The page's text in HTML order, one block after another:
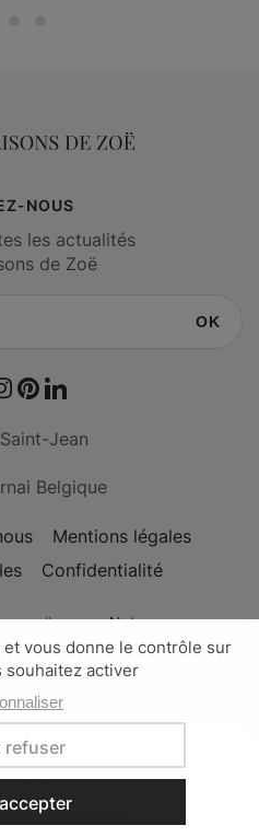
(B)
FLAMANDE
Mentions légales
Confidentialité
Jean
Belgique
NOUS
les actualités
de Zoë
OK
- © Copyright 2026
par l'agence Nateev